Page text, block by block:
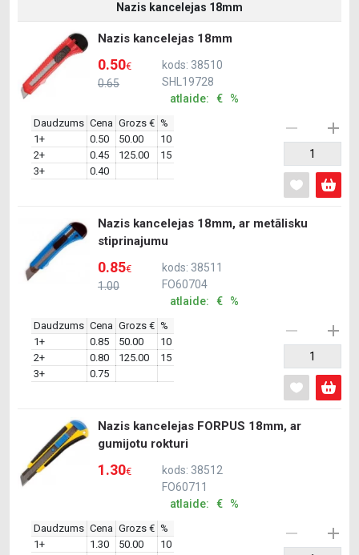
Nazis kancelejas 18mm
Nazis kancelejas 18mm
0.65
0.50€
kods: 38510
SHL19728
atlaide: € %
Daudzums Cena Grozs € %
1+
0.50 50.00
10
2+
0.45 125.00
15
3+
0.40
Nazis kancelejas 18mm, ar metālisku
stiprinajumu
1.00
0.85€
kods: 38511
FO60704
atlaide: € %
Daudzums Cena Grozs € %
1+
0.85 50.00
10
2+
0.80 125.00
15
3+
0.75
Nazis kancelejas FORPUS 18mm, ar
gumijotu rokturi
1.30€
kods: 38512
FO60711
atlaide: € %
Daudzums Cena Grozs € %
1+
1.30 50.00
10